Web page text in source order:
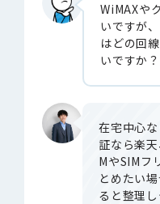
WiMAXや
いですが
はどの回
いですか？
在宅中心
証なら楽
MやSIMフ
とめたい
ると整理し